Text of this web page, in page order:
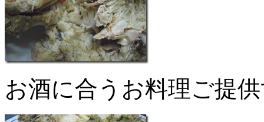
お酒に合うお料理ご提